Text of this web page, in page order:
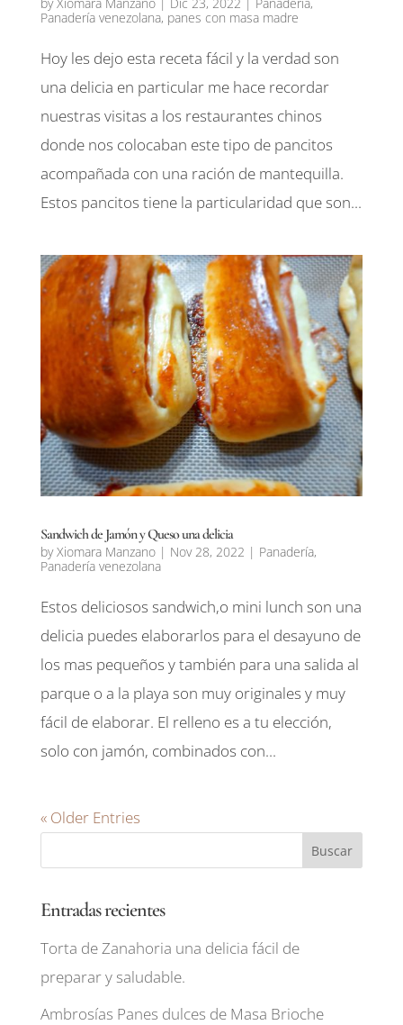
Panadería venezolana, panes con masa madre
Hoy les dejo esta receta fácil y la verdad son
una delicia en particular me hace recordar
nuestras visitas a los restaurantes chinos
donde nos colocaban este tipo de pancitos
acompañada con una ración de mantequilla.
Estos pancitos tiene la particularidad que son...
Sandwich de Jamón y Queso una delicia
byXiomara Manzano| Nov 28, 2022 | Panadería,
Panadería venezolana
Estos deliciosos sandwich,o mini lunch son una
delicia puedes elaborarlos para el desayuno de
los mas pequeños y también para una salida al
parque o a la playa son muy originales y muy
fácil de elaborar. El relleno es a tu elección,
solo con jamón, combinados con...
« Older Entries
Entradas recientes
Torta de Zanahoria una delicia fácil de
preparar y saludable.
Ambrosías Panes dulces de Masa Brioche